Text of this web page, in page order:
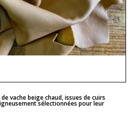
vache beige chaud, issues de cuirs
sélectionnées pour leur